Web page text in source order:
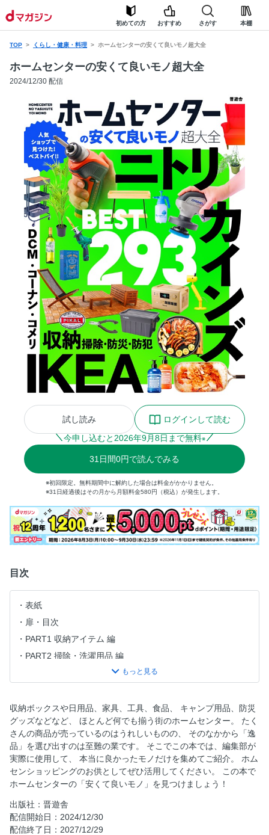
初めての方 おすすめ さがす 本棚
TOP くらし・健康・料理 ホームセンターの安くて良いモノ超大全
ホームセンターの安くて良いモノ超大全
2024/12/30 配信
試し読み
ログインして読む
今申し込むと 2026年9月8日まで無料※
31 日間0円で読んでみる
※初回限定。無料期間中に解約した場合は料金がかかりません。
※31日経過後はその月から月額料金580円（税込）が発生します。
目次
表紙
扉・目次
PART1 収納アイテム 編
PART2 掃除・洗濯用品 編
PART3 キッチン用品 編
PART5 家具・インテリア 編
PART6 アウトドア・カーグッズ 編
PART7 DIY・工具・園芸 編
PART8 防災・防犯用品 編
収納ボックスや日用品、家具、工具、食品、 キャンプ用品、防災
グッズなどなど、 ほとんど何でも揃う街のホームセンター。 たく
さんの商品が売っているのはうれしいものの、 そのなかから「逸
品」を選び出すのは至難の業です。 そこでこの本では、編集部が
実際に使用して、 本当に良かったモノだけを集めてご紹介。 ホム
センショッピングのお供としてぜひ活用してください。 この本で
ホームセンターの「安くて良いモノ」を見つけましょう！
出版社：晋遊舎
配信開始日：2024/12/30
配信終了日：2027/12/29